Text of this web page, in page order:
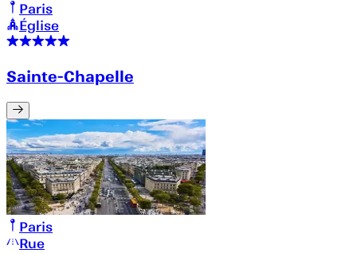
Paris
Église
Sainte-Chapelle
Paris
Rue